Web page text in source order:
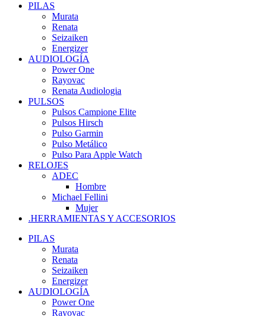
PILAS
Murata
Renata
Seizaiken
Energizer
AUDIOLOGÍA
Power One
Rayovac
Renata Audiologia
PULSOS
Pulsos Campione Elite
Pulsos Hirsch
Pulso Garmin
Pulso Metálico
Pulso Para Apple Watch
RELOJES
ADEC
Hombre
Michael Fellini
Mujer
.HERRAMIENTAS Y ACCESORIOS
PILAS
Murata
Renata
Seizaiken
Energizer
AUDIOLOGÍA
Power One
Rayovac